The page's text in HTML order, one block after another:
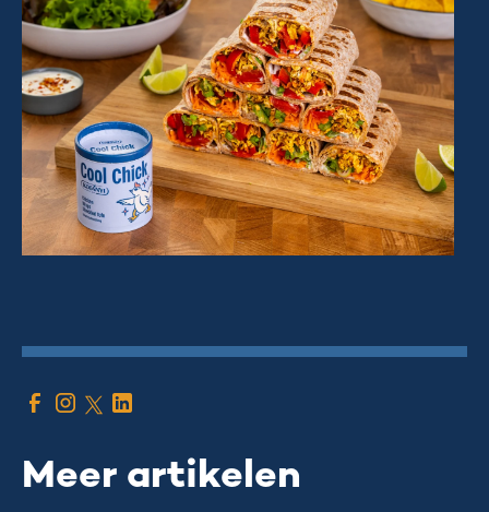
Meer artikelen